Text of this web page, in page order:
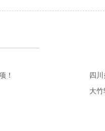
！
四
大